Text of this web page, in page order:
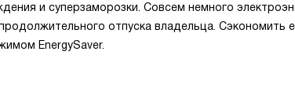
и суперзаморозки. Совсем немного
отпуска владельца. Сэкономить
EnergySaver.